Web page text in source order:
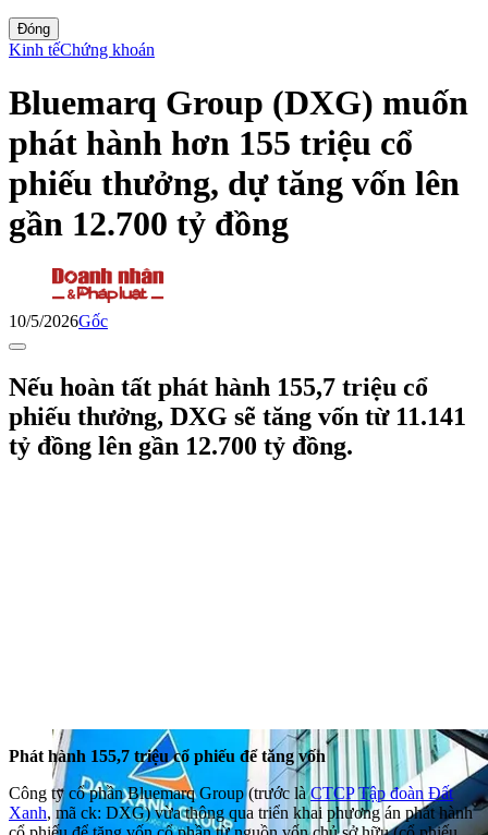
Đóng
Kinh tếChứng khoán
Bluemarq Group (DXG) muốn
phát hành hơn 155 triệu cổ
phiếu thưởng, dự tăng vốn lên
gần 12.700 tỷ đồng
10/5/2026Gốc
Nếu hoàn tất phát hành 155,7 triệu cổ
phiếu thưởng, DXG sẽ tăng vốn từ 11.141
tỷ đồng lên gần 12.700 tỷ đồng.
Phát hành 155,7 triệu cổ phiếu để tăng vốn
Công ty cổ phần Bluemarq Group (trước làCTCP Tập đoàn Đất
Xanh, mã ck: DXG) vừa thông qua triển khai phương án phát hành